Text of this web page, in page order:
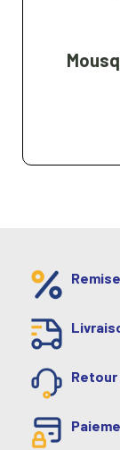
Retour